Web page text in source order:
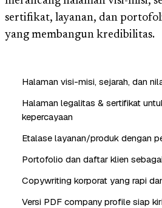
sertifikat, layanan, dan
yang membangun kredibilitas.
Halaman visi-misi, sejarah, dan
Halaman legalitas & sertifikat
kepercayaan
Etalase layanan/produk dengan
Portofolio dan daftar klien
Copywriting korporat yang rapi
Versi PDF company profile siap